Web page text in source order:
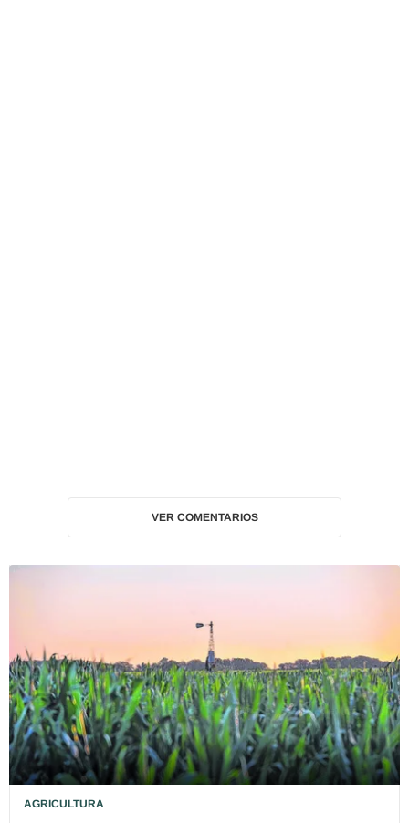
VER COMENTARIOS
AGRICULTURA